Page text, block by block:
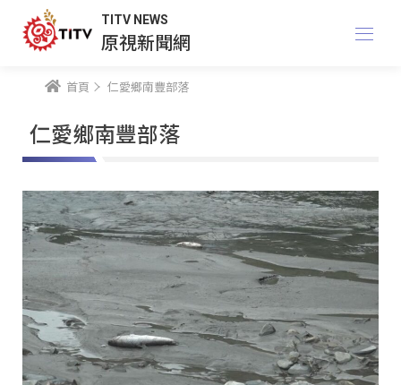
TITV NEWS
原視新聞網
首頁 仁愛鄉南豐部落
仁愛鄉南豐部落